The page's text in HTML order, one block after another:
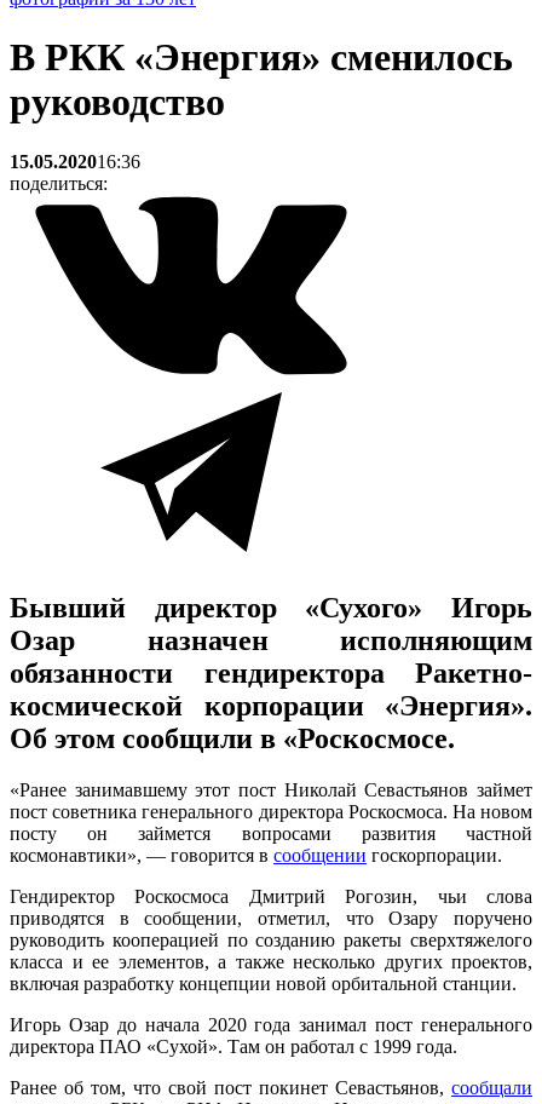
В РКК «Энергия» сменилось
руководство
15.05.202016:36
поделиться:
Бывший директор «Сухого» Игорь
Озар назначен исполняющим
обязанности гендиректора Ракетно-
космической корпорации «Энергия».
Об этом сообщили в «Роскосмосе.
«Ранее занимавшему этот пост Николай Севастьянов займет
пост советника генерального директора Роскосмоса. На новом
посту он займется вопросами развития частной
космонавтики», — говорится в сообщении госкорпорации.
Гендиректор Роскосмоса Дмитрий Рогозин, чьи слова
приводятся в сообщении, отметил, что Озару поручено
руководить кооперацией по созданию ракеты сверхтяжелого
класса и ее элементов, а также несколько других проектов,
включая разработку концепции новой орбитальной станции.
Игорь Озар до начала 2020 года занимал пост генерального
директора ПАО «Сухой». Там он работал с 1999 года.
Ранее об том, что свой пост покинет Севастьянов, сообщали